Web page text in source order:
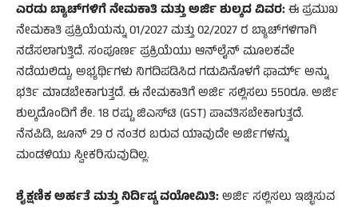
ಎರಡು ಬ್ಯಾಚ್‌ಗಳಿಗೆ ನೇಮಕಾತಿ ಮತ್ತು ಅರ್ಜಿ ಶುಲ್ಕದ ವಿವರ: ಈ ಪ್ರಮುಖ
ನೇಮಕಾತಿ ಪ್ರಕ್ರಿಯೆಯನ್ನು 01/2027 ಮತ್ತು 02/2027 ರ ಬ್ಯಾಚ್‌ಗಳಿಗಾಗಿ
ನಡೆಸಲಾಗುತ್ತಿದೆ. ಸಂಪೂರ್ಣ ಪ್ರಕ್ರಿಯೆಯು ಆನ್‌ಲೈನ್ ಮೂಲಕವೇ
ನಡೆಯಲಿದ್ದು, ಅಭ್ಯರ್ಥಿಗಳು ನಿಗದಿಪಡಿಸಿದ ಗಡುವಿನೊಳಗೆ ಫಾರ್ಮ್ ಅನ್ನು
ಭರ್ತಿ ಮಾಡಬೇಕಾಗುತ್ತದೆ. ಈ ನೇಮಕಾತಿಗೆ ಅರ್ಜಿ ಸಲ್ಲಿಸಲು 550ರೂ. ಅರ್ಜಿ
ಶುಲ್ಕದೊಂದಿಗೆ ಶೇ. 18 ರಷ್ಟು ಜಿಎಸ್‌ಟಿ (GST) ಪಾವತಿಸಬೇಕಾಗುತ್ತದೆ.
ನೆನಪಿಡಿ, ಜೂನ್ 29 ರ ನಂತರ ಬರುವ ಯಾವುದೇ ಅರ್ಜಿಗಳನ್ನು
ಮಂಡಳಿಯು ಸ್ವೀಕರಿಸುವುದಿಲ್ಲ.
ಶೈಕ್ಷಣಿಕ ಅರ್ಹತೆ ಮತ್ತು ನಿರ್ದಿಷ್ಟ ವಯೋಮಿತಿ: ಅರ್ಜಿ ಸಲ್ಲಿಸಲು ಇಚ್ಛಿಸುವ